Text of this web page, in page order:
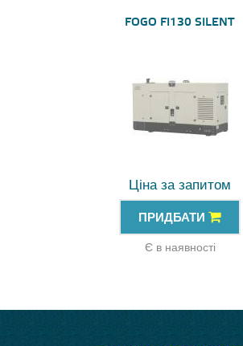
FOGO FI130 SILENT
Ціна за запитом
ПРИДБАТИ
Є в наявності